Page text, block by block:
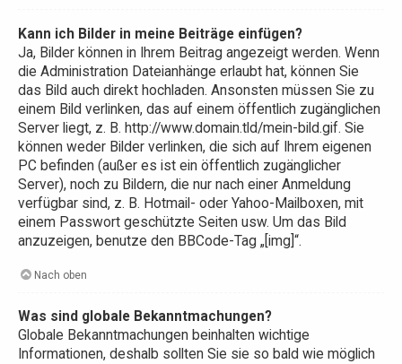
Kann ich Bilder in meine Beiträge einfügen?
Ja, Bilder können in Ihrem Beitrag angezeigt werden. Wenn
die Administration Dateianhänge erlaubt hat, können Sie
das Bild auch direkt hochladen. Ansonsten müssen Sie zu
einem Bild verlinken, das auf einem öffentlich zugänglichen
Server liegt, z. B. http://www.domain.tld/mein-bild.gif. Sie
können weder Bilder verlinken, die sich auf Ihrem eigenen
PC befinden (außer es ist ein öffentlich zugänglicher
Server), noch zu Bildern, die nur nach einer Anmeldung
verfügbar sind, z. B. Hotmail- oder Yahoo-Mailboxen, mit
einem Passwort geschützte Seiten usw. Um das Bild
anzuzeigen, benutze den BBCode-Tag „[img]“.
Nach oben
Was sind globale Bekanntmachungen?
Globale Bekanntmachungen beinhalten wichtige
Informationen, deshalb sollten Sie sie so bald wie möglich